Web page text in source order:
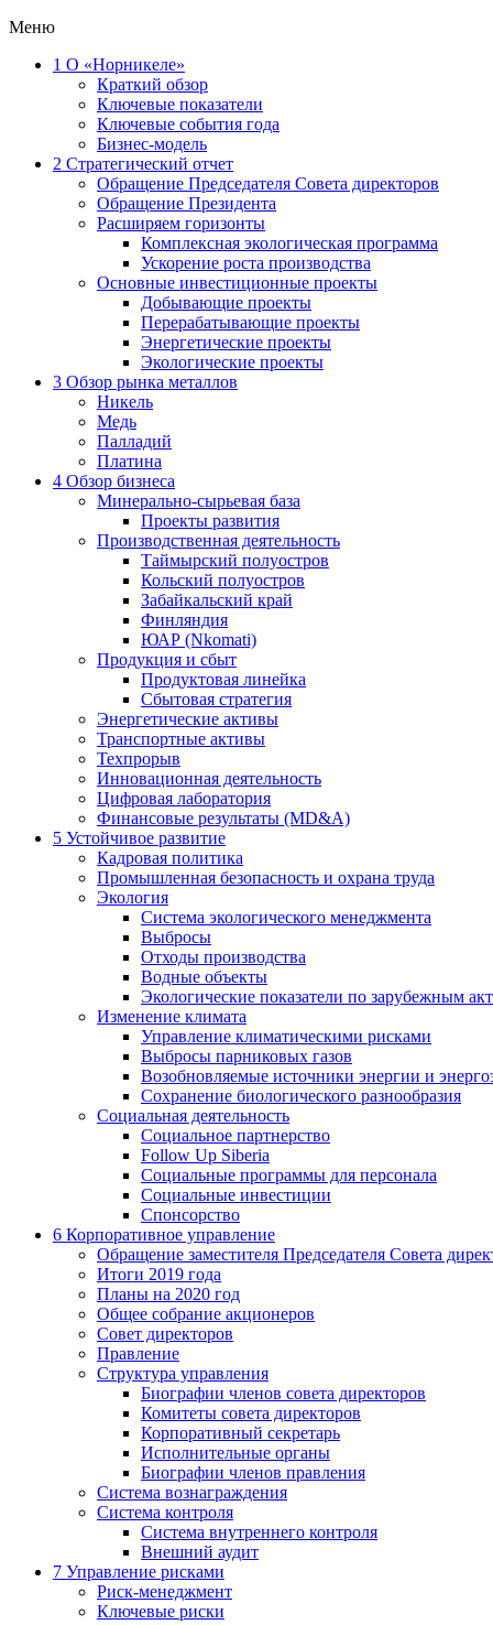
Меню
1 О «Норникеле»
Краткий обзор
Ключевые показатели
Ключевые события года
Бизнес-модель
2 Стратегический отчет
Обращение Председателя Совета директоров
Обращение Президента
Расширяем горизонты
Комплексная экологическая программа
Ускорение роста производства
Основные инвестиционные проекты
Добывающие проекты
Перерабатывающие проекты
Энергетические проекты
Экологические проекты
3 Обзор рынка металлов
Никель
Медь
Палладий
Платина
4 Обзор бизнеса
Минерально-сырьевая база
Проекты развития
Производственная деятельность
Таймырский полуостров
Кольский полуостров
Забайкальский край
Финляндия
ЮАР (Nkomati)
Продукция и сбыт
Продуктовая линейка
Сбытовая стратегия
Энергетические активы
Транспортные активы
Техпрорыв
Инновационная деятельность
Цифровая лаборатория
Финансовые результаты (MD&A)
5 Устойчивое развитие
Кадровая политика
Промышленная безопасность и охрана труда
Экология
Система экологического менеджмента
Выбросы
Отходы производства
Водные объекты
Экологические показатели по зарубежным
Изменение климата
Управление климатическими рисками
Выбросы парниковых газов
Возобновляемые источники энергии и
Сохранение биологического разнообразия
Социальная деятельность
Социальное партнерство
Follow Up Siberia
Социальные программы для персонала
Социальные инвестиции
Спонсорство
6 Корпоративное управление
Обращение заместителя Председателя Совета
Итоги 2019 года
Планы на 2020 год
Общее собрание акционеров
Совет директоров
Правление
Структура управления
Биографии членов совета директоров
Комитеты совета директоров
Корпоративный секретарь
Исполнительные органы
Биографии членов правления
Система вознаграждения
Система контроля
Система внутреннего контроля
Внешний аудит
7 Управление рисками
Риск-менеджмент
Ключевые риски